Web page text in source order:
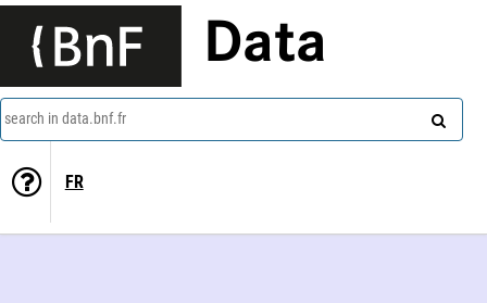
Data
search in data.bnf.fr
FR